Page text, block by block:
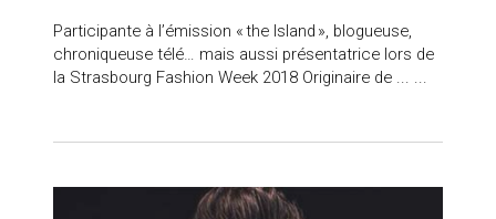
Participante à l’émission « the Island », blogueuse,
chroniqueuse télé… mais aussi présentatrice lors de
la Strasbourg Fashion Week 2018 Originaire de ... ...